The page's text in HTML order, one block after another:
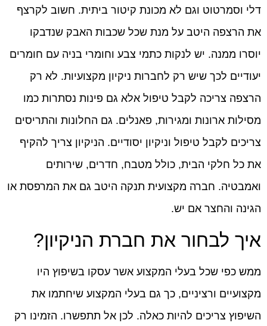
דלי וסמרטוט וגם לא מכונת קיטור ביתית. חשוב לקרצף
את הרצפה היטב על מנת שכל שכבות האבק שנדבקו
יוסרו ממנה. יש לנקות כתמי צבע וחומרי בניה עם חומרים
יעודיים לכך שיש רק לחברות ניקיון מקצועיות. לא רק
הרצפה צריכה לקבל טיפול אלא גם פינות נסתרות כמו
מסילות ארונות ומגירות, פאנלים. גם החלונות והתריסים
צריכים לקבל טיפול וניקיון יסודיים. הניקיון צריך להקיף
את כל חלקי הבית, כולל מטבח, חדרים, שירותים
ואמבטיה. חברה מקצועית תנקה היטב גם את המרפסת או
הגינה והחצר אם יש.
איך לבחור את חברת הניקיון?
ממש כפי שכל בעלי המקצוע אשר עסקו בשיפוץ היו
מקצועיים ורציניים, כך גם בעלי המקצוע שיחתמו את
השיפוץ צריכים להיות כאלה. לכן אל תתפשרו. הזמינו רק